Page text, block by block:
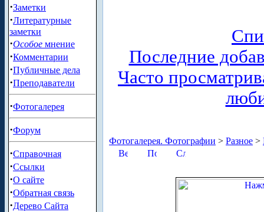
·Заметки
·Литературные
заметки
·Особое мнение
·Комментарии
·Публичные дела
·Преподаватели
·Фотогалерея
·Форум
·Справочная
·Ссылки
·О сайте
·Обратная связь
·Дерево Сайта
Последние
Часто
Фотогалерея. Фотографии > Разное >